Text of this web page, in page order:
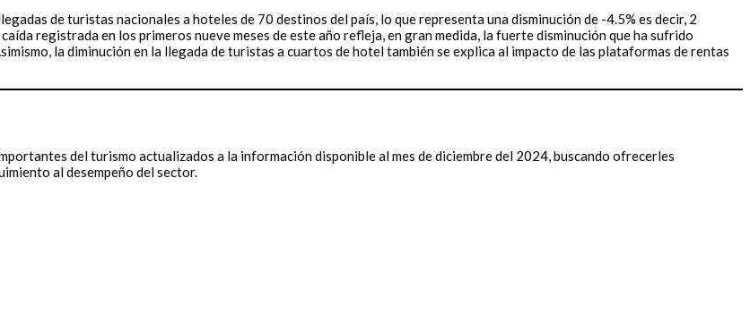
de turistas nacionales a hoteles de 70 destinos del país, lo que representa una disminución de -4.5% es decir, 2
registrada en los primeros nueve meses de este año refleja, en gran medida, la fuerte disminución que ha sufrido
la diminución en la llegada de turistas a cuartos de hotel también se explica al impacto de las plataformas de rentas
del turismo actualizados a la información disponible al mes de diciembre del 2024, buscando ofrecerles
al desempeño del sector.